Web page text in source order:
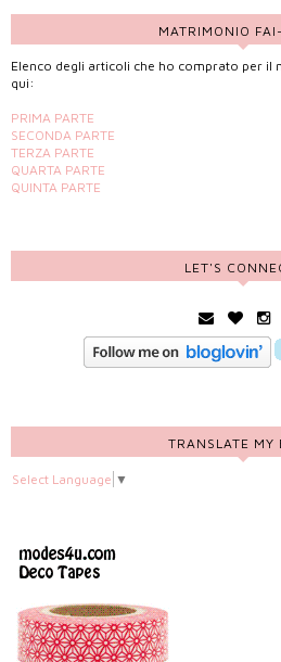
MATRIMONIO
Elenco degli articoli che ho comprato per
qui:
PRIMA PARTE
SECONDA PARTE
TERZA PARTE
QUARTA PARTE
QUINTA PARTE
LET'S
TRANSLATE MY
Select Language ▼